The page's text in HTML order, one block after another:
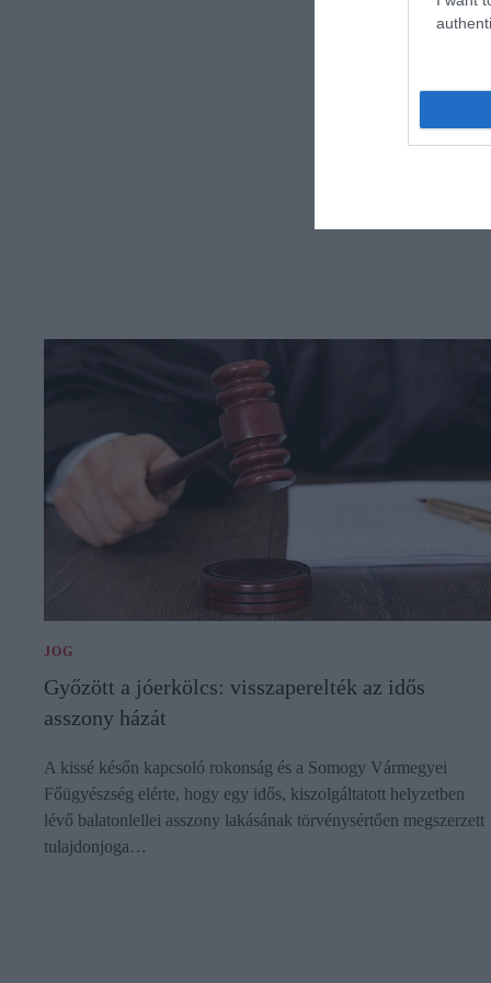
JOG
Győzött a jóerkölcs: visszaperelték az idős
asszony házát
A kissé későn kapcsoló rokonság és a Somogy Vármegyei
Főügyészség elérte, hogy egy idős, kiszolgáltatott helyzetben
lévő balatonlellei asszony lakásának törvénysértően megszerzett
tulajdonjoga…